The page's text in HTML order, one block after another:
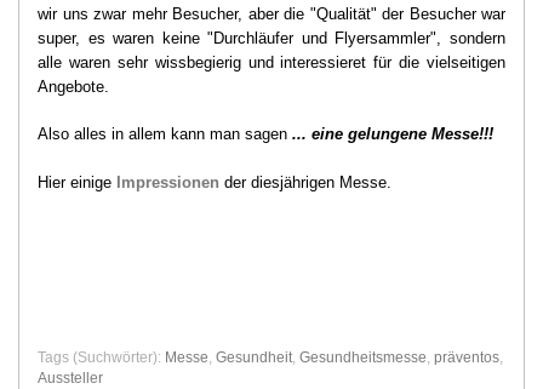
wir uns zwar mehr Besucher, aber die "Qualität" der Besucher war
super, es waren keine "Durchläufer und Flyersammler", sondern
alle waren sehr wissbegierig und interessieret für die vielseitigen
Angebote.
Also alles in allem kann man sagen ... eine gelungene Messe!!!
Hier einige Impressionen der diesjährigen Messe.
Tags (Suchwörter): Messe, Gesundheit, Gesundheitsmesse, präventos,
Aussteller